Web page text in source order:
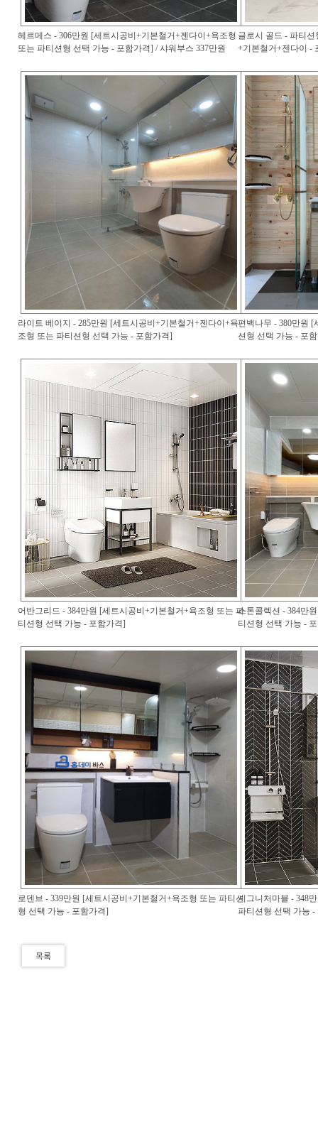
헤르메스 - 306만원 [세트시공비+기본철거+젠다이+욕조형
또는 파티션형 선택 가능 - 포함가격] / 샤워부스 337만원
글로시 골드 - 파티
+기본철거+젠다이 -
라이트 베이지 - 285만원 [세트시공비+기본철거+젠다이+욕
조형 또는 파티션형 선택 가능 - 포함가격]
편백나무 - 380만원 [
션형 선택 가능 - 포
어반그리드 - 384만원 [세트시공비+기본철거+욕조형 또는 파
티션형 선택 가능 - 포함가격]
스톤콜렉션 - 384만
티션형 선택 가능 -
로덴브 - 339만원 [세트시공비+기본철거+욕조형 또는 파티션
형 선택 가능 - 포함가격]
시그니처마블 - 348
파티션형 선택 가능 -